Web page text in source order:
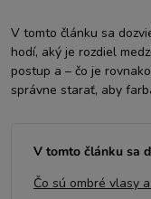
V tomto článku sa
hodí, aký je rozdiel
postup a – čo je
správne starať, aby
V tomto článku sa
Čo sú ombré vlasy